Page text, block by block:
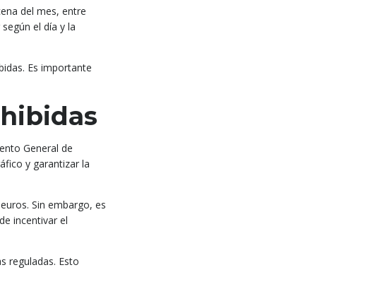
del mes, entre
el día y la
Es importante
General de
y garantizar la
Sin embargo, es
incentivar el
reguladas. Esto